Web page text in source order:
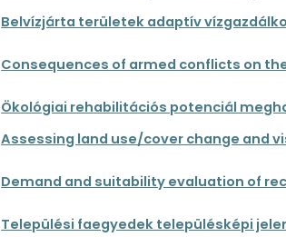
Belvízjárta területek adaptív
Consequences of armed conflicts on
Ökológiai rehabilitációs potenciál
Assessing land use/cover change and
Demand and suitability evaluation of
Települési faegyedek településképi